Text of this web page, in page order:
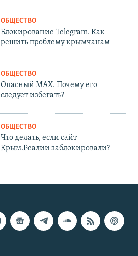
ОБЩЕСТВО
Блокирование Telegram. Как
решить проблему крымчанам
ОБЩЕСТВО
Опасный MAX. Почему его
следует избегать?
ОБЩЕСТВО
Что делать, если сайт
Крым.Реалии заблокировали?